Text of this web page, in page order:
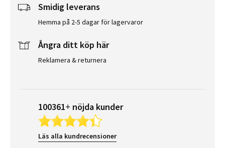
Smidig leverans
Hemma på 2-5 dagar för lagervaror
Ångra ditt köp här
Reklamera & returnera
100361+ nöjda kunder
Läs alla kundrecensioner